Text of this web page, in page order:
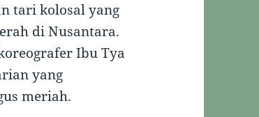
tari kolosal yang
di Nusantara.
Ibu Tya
yang
meriah.